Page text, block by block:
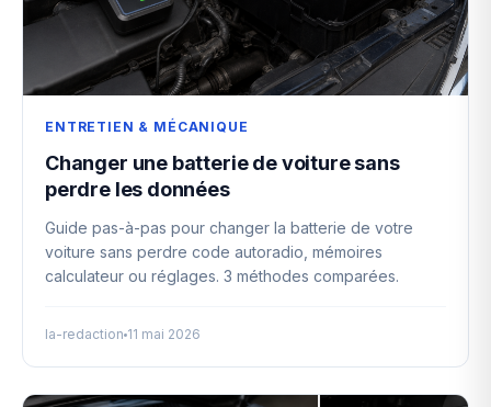
ENTRETIEN & MÉCANIQUE
Changer une batterie de voiture sans
perdre les données
Guide pas-à-pas pour changer la batterie de votre
voiture sans perdre code autoradio, mémoires
calculateur ou réglages. 3 méthodes comparées.
la-redaction 11 mai 2026